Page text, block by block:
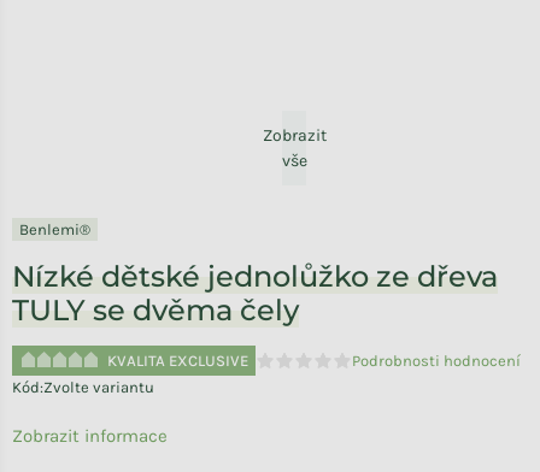
Zobrazit
vše
Benlemi®
Nízké dětské jednolůžko ze dřeva
TULY se dvěma čely
KVALITA EXCLUSIVE
Průměrné hodnocení produktu
Podrobnosti hodnocení
Kód:Zvolte variantu
Zobrazit informace